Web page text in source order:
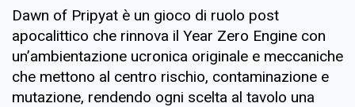
Dawn of Pripyat è un gioco di ruolo post
apocalittico che rinnova il Year Zero Engine con
un’ambientazione ucronica originale e meccaniche
che mettono al centro rischio, contaminazione e
mutazione, rendendo ogni scelta al tavolo una